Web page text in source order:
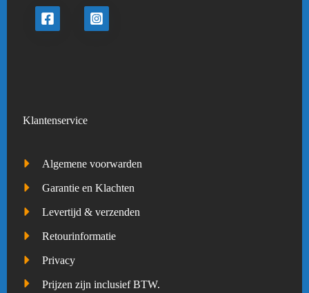
Klantenservice
Algemene voorwarden
Garantie en Klachten
Levertijd & verzenden
Retourinformatie
Privacy
Prijzen zijn inclusief BTW.